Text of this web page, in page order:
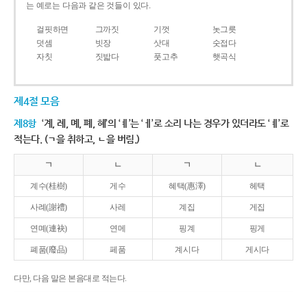
는 예로는 다음과 같은 것들이 있다.
걸핏하면 그까짓 기껏
놋그릇
덧셈
빗장 삿대
숫접다
자칫
짓밟다 풋고추 햇곡식
제4절 모음
제8항 ‘계, 례, 몌, 폐, 혜’의 ‘ㅖ’는 ‘ㅔ’로 소리 나는 경우가 있더라도 ‘ㅖ’로
적는다. (ㄱ을 취하고, ㄴ을 버림.)
ㄱ ㄴ ㄱ ㄴ
계수(桂樹) 게수 혜택(惠澤) 헤택
사례(謝禮) 사레 계집 게집
연몌(連袂) 연메 핑계 핑게
폐품(廢品) 페품 계시다 게시다
다만, 다음 말은 본음대로 적는다.